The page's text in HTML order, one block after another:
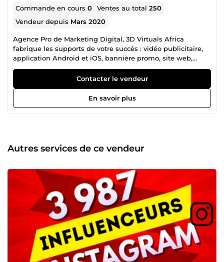
Commande en cours0 Ventes au total250
Vendeur depuis Mars 2020
Agence Pro de Marketing Digital, 3D Virtuals Africa
fabrique les supports de votre succès : vidéo publicitaire,
application Android et iOS, bannière promo, site web,
scripts et autres.
Contacter le vendeur
En savoir plus
Autres services de ce vendeur